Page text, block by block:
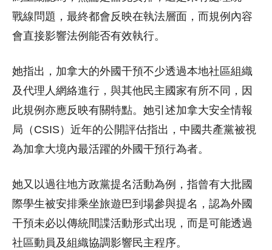
戰線問題，最終都會反映在執法層面，而規例內容
會直接影響法例能否有效執行。
她指出，加拿大的外國干預不少透過本地社區組織
及代理人網絡進行，與其他民主國家有所不同，因
此規例亦應反映有關特點。她引述加拿大安全情報
局（CSIS）近年的公開評估指出，中國共產黨被視
為加拿大境內最活躍的外國干預行為者。
她又以過往地方政黨提名活動為例，指曾有大批國
際學生被安排乘坐旅遊巴到場參與提名，認為外國
干預未必以傳統間諜活動形式出現，而是可能透過
社區動員及組織協調影響民主程序。